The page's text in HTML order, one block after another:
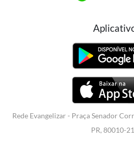
Rede Evangelizar - Praça Senador
PR, 80010-